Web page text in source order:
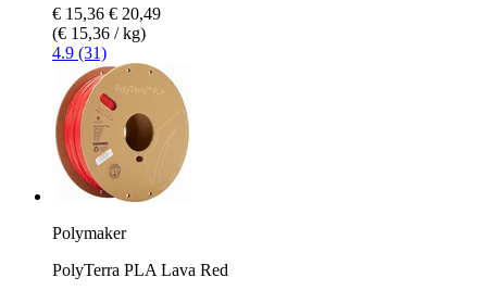
€ 15,36 € 20,49
(€ 15,36 / kg)
4.9 (31)
Polymaker
PolyTerra PLA Lava Red